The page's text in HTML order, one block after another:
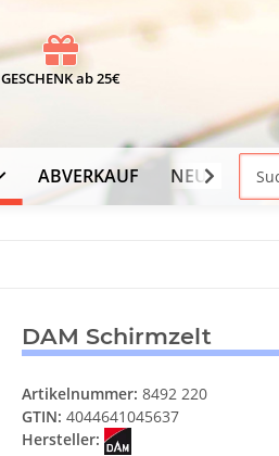
GESCHENK ab 25€
ABVERKAUF NEU
DAM Schirmzelt
Artikelnummer: 8492 220
GTIN: 4044641045637
Hersteller: